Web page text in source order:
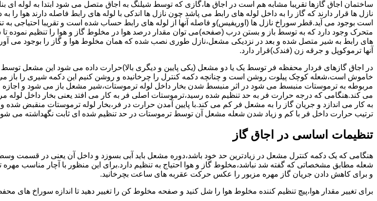
ساختمان اجاق گازها تقریبا مشابه هم است در اجاق ها،گازی که توسط شیلنگ به اجاق متصل می شود ابتدا به لوله
نازل ها قرار دارند که گاز را به داخل لوله های رابط می پاشد چون نازل ها اندکی با لوله های رابط فاصله دارند هوا
است بوجود می آید.قطر سوراخ نازل ها (اوریفیس)و فاصله آنها از لوله های رابط حساب شده است و تقریبا احتیاجی به
متحرک وجود دارد که به توسط باز و بستن درب (صفحه)می توان مقدار درصد هوا در مخلوط گاز و هوا را تنظیم نموده
های رابط به شیر متصل شده و بعد در نزدیکی مشعل،نازل طوری نصب شده که همان مخلوط هوا و گاز را بوجود می
آنها ترموکوپل و جرقه زن (فندک)قرار دارد.
در اجاق گازهای فردار محفظه فر توسط یک یا دو مشعل (یکی پایین و دیگری بالا)حرارت داده می شود این مشعل
خاموش است،شعله کوچک پیلوت روشن است و چنانچه دکمه کنترل را چرخانیده و روشن کنیم این دکمه شیری را باز می
مربوطه به ترموستات منبسط می شود در اثر منبسط شدن بخار داخل لوله ترموستات،شیر مشعل باز می شود و
می کند.هنگامی که درجه حرارت فر به حد تنظیم شده رسید،ترموستات اصلی فر به کار می افتد یعنی بخار داخل
به کار می اندازد و جریان گاز را به مشعل فر کم می کند.با پایین آمدن حرارت در فر،بخار لوله ترموستات منقبض
ترتیب حرارت داخل فر با کم و زیاد شدن شعله مشعل آن توسط ترموستات در حد تنظیم شده ای ثابت نگهداشته می
تنظیمات اساسی در اجاق گاز
شعله مطابق مشخصاتی که گفته شد نباشد،مخلوط گاز و هوا احتیاج به تنظیم دارد.برای این منظور با آچار مناسب
و برای کاهش دادن جریان گاز مهره مزبور را عکس حرکت عقربه های ساعت بچرخانید.
برای تغییر مقدار هوا،پیچ تنظیم کننده مخلوط هوا را شل کنید و صفحه مخلوط کن را تغییر دهید تا اندازه سوراخ های